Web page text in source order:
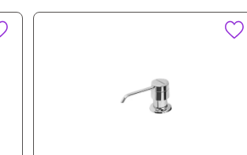
resistencia y una larga vida útil,
a cualquier estilo de cocina.